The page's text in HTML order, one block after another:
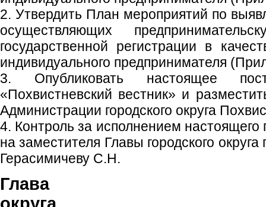
2. Утвердить План мероприятий по
осуществляющих
государственной регистрации в
индивидуального предпринимателя
3. Опубликовать настоящее
«Похвистневский вестник» и
Администрации городского округа
4. Контроль за исполнением настоящего
на заместителя Главы городского
Герасимичеву С.Н.
Глава